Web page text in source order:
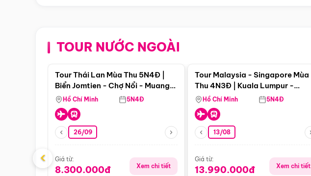
TOUR NƯỚC NGOÀI
Điểm nổi bật
Tour Thái Lan Mùa Thu 5N4Đ |
Biển Jomtien - Chợ Nổi - Muang
Boran - Suanthai
Hồ Chí Minh 5N4Đ
26/09
Giá từ:
8.300.000đ Xem chi tiết
Tour Malaysia - Singapore Mùa
Thu 4N3Đ | Kuala Lumpur -
Malacca - Johor Baru -
Singapore
Hồ Chí Minh 5N4Đ
13/08
Giá từ:
13.990.000đ Xem chi tiết
‹